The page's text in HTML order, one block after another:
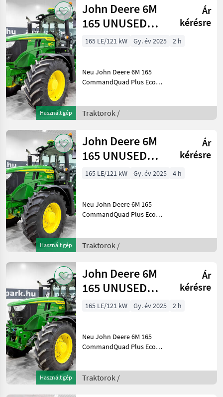
Használt gép
John Deere 6M
165 UNUSED
CommandQuad
40 km/h
Ár
kérésre
165 LE/121 kW Gy. év 2025 2 h
Neu John Deere 6M 165
CommandQuad Plus Eco
SF7500 AutoTrac,
Druckluftbremse, iTEC,
Baujah
Traktorok /
Használt gép
John Deere 6M
165 UNUSED
CommandQuad
40 km/h
Ár
kérésre
165 LE/121 kW Gy. év 2025 4 h
Neu John Deere 6M 165
CommandQuad Plus Eco
SF7500 AutoTrac,
Druckluftbremse, iTEC,
Baujahr: 20
Traktorok /
Használt gép
John Deere 6M
165 UNUSED
CommandQuad
40 km/h
Ár
kérésre
165 LE/121 kW Gy. év 2025 2 h
Neu John Deere 6M 165
CommandQuad Plus Eco
AutoTrac, Druckluftbremse,
Fronthydraulik, iTEC,
Traktorok /